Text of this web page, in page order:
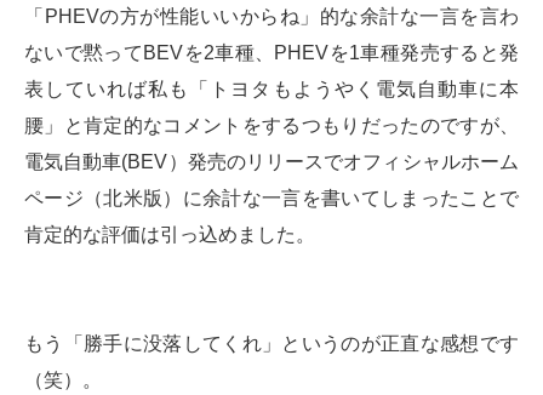
「PHEVの方が性能いいからね」的な余計な一言を言わ
ないで黙ってBEVを2車種、PHEVを1車種発売すると発
表していれば私も「トヨタもようやく電気自動車に本
腰」と肯定的なコメントをするつもりだったのですが、
電気自動車(BEV）発売のリリースでオフィシャルホーム
ページ（北米版）に余計な一言を書いてしまったことで
肯定的な評価は引っ込めました。
もう「勝手に没落してくれ」というのが正直な感想です
（笑）。